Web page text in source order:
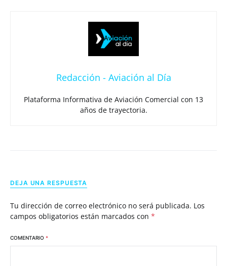
Redacción - Aviación al Día
Plataforma Informativa de Aviación Comercial con 13
años de trayectoria.
DEJA UNA RESPUESTA
Tu dirección de correo electrónico no será publicada. Los
campos obligatorios están marcados con *
COMENTARIO *